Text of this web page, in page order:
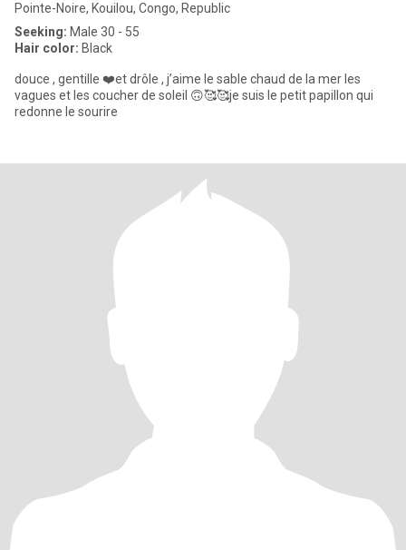
Pointe-Noire, Kouilou, Congo, Republic
Seeking: Male 30 - 55
Hair color: Black
douce , gentille ❤️et drôle , j’aime le sable chaud de la mer les
vagues et les coucher de soleil 🙃🥰🥰je suis le petit papillon qui
redonne le sourire